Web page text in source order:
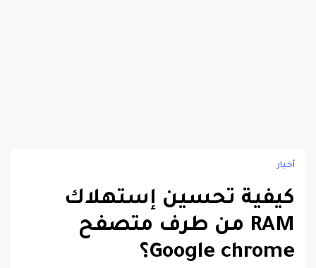
أخبار
كيفية تحسين إستهلاك
RAM من طرف متصفح
Google chrome؟